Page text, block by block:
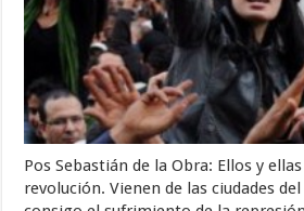
Pos Sebastián de la Obra: Ellos y
revolución. Vienen de las ciudades